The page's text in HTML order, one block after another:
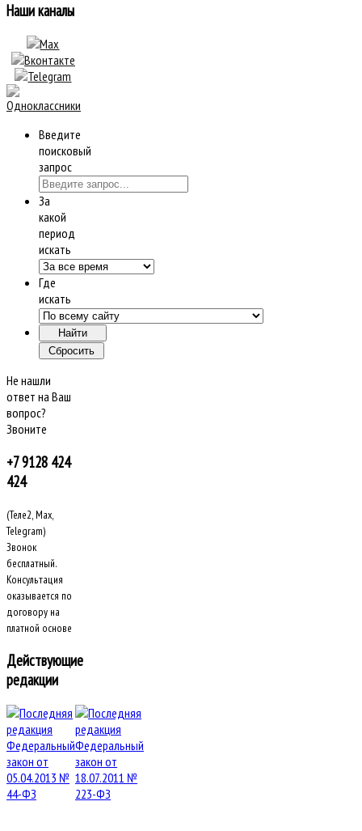
Наши каналы
Введите
поисковый
запрос
За
какой
период
искать
Где
искать
Не нашли
ответ на Ваш
вопрос?
Звоните
+7 9128 424
424
(Теле2, Max,
Telegram)
Звонок
бесплатный.
Консультация
оказывается по
договору на
платной основе
Действующие
редакции